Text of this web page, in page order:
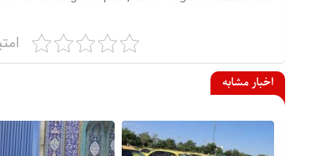
اخبار مشابه